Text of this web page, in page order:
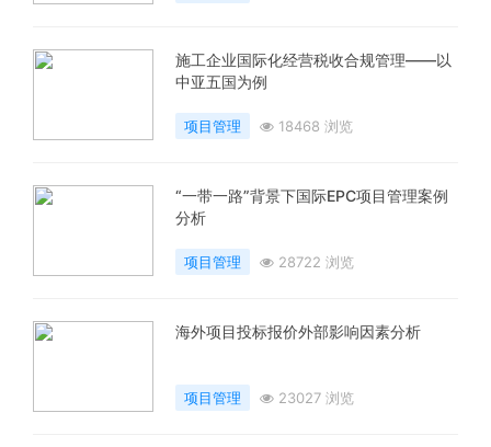
施工企业国际化经营税收合规管理——以
中亚五国为例
项目管理 18468 浏览
“一带一路”背景下国际EPC项目管理案例
分析
项目管理 28722 浏览
海外项目投标报价外部影响因素分析
项目管理 23027 浏览